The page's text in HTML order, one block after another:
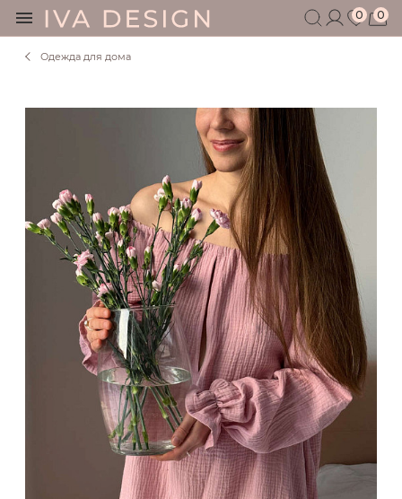
0 0
АКСЕССУАРЫ
СЕРТИФИКАТ
АКЦИИ
БЛОГ
ШОУРУМ
+7 495 401 6950
Одежда для дома